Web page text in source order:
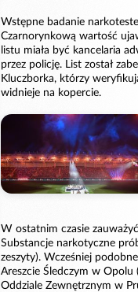
Wstępne badanie
Czarnorynkową wartość
listu miała być kancelaria
przez policję. List został
Kluczborka, którzy
widnieje na kopercie.
W ostatnim czasie
Substancje narkotyczne
zeszyty). Wcześniej
Areszcie Śledczym w Opolu
Oddziale Zewnętrznym w